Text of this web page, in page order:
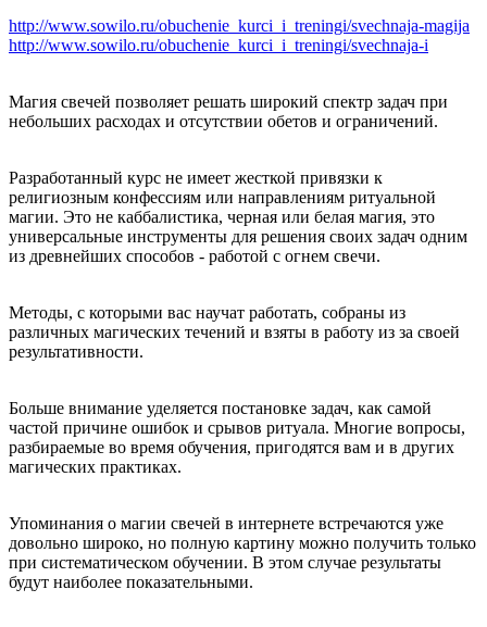
http://www.sowilo.ru/obuchenie_kurci_i_treningi/svechnaja-magija
http://www.sowilo.ru/obuchenie_kurci_i_treningi/svechnaja-i
Магия свечей позволяет решать широкий спектр задач при
небольших расходах и отсутствии обетов и ограничений.
Разработанный курс не имеет жесткой привязки к
религиозным конфессиям или направлениям ритуальной
магии. Это не каббалистика, черная или белая магия, это
универсальные инструменты для решения своих задач одним
из древнейших способов - работой с огнем свечи.
Методы, с которыми вас научат работать, собраны из
различных магических течений и взяты в работу из за своей
результативности.
Больше внимание уделяется постановке задач, как самой
частой причине ошибок и срывов ритуала. Многие вопросы,
разбираемые во время обучения, пригодятся вам и в других
магических практиках.
Упоминания о магии свечей в интернете встречаются уже
довольно широко, но полную картину можно получить только
при систематическом обучении. В этом случае результаты
будут наиболее показательными.